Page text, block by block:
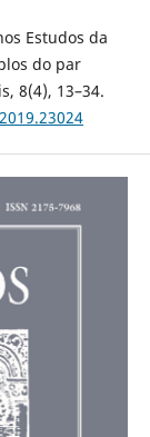
Estudos da
do par
8(4), 13–34.